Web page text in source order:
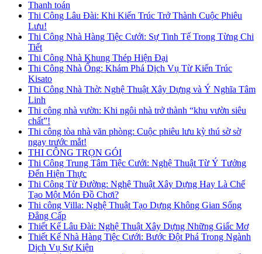
Thanh toán
Thi Công Lâu Đài: Khi Kiến Trúc Trở Thành Cuộc Phiêu
Lưu!
Thi Công Nhà Hàng Tiệc Cưới: Sự Tinh Tế Trong Từng Chi
Tiết
Thi Công Nhà Khung Thép Hiện Đại
Thi Công Nhà Ống: Khám Phá Dịch Vụ Từ Kiến Trúc
Kisato
Thi Công Nhà Thờ: Nghệ Thuật Xây Dựng và Ý Nghĩa Tâm
Linh
Thi công nhà vườn: Khi ngôi nhà trở thành “khu vườn siêu
chất”!
Thi công tòa nhà văn phòng: Cuộc phiêu lưu kỳ thú sờ sờ
ngay trước mắt!
THI CÔNG TRỌN GÓI
Thi Công Trung Tâm Tiệc Cưới: Nghệ Thuật Từ Ý Tưởng
Đến Hiện Thực
Thi Công Từ Đường: Nghệ Thuật Xây Dựng Hay Là Chế
Tạo Một Món Đồ Chơi?
Thi công Villa: Nghệ Thuật Tạo Dựng Không Gian Sống
Đẳng Cấp
Thiết Kế Lâu Đài: Nghệ Thuật Xây Dựng Những Giấc Mơ
Thiết Kế Nhà Hàng Tiệc Cưới: Bước Đột Phá Trong Ngành
Dịch Vụ Sự Kiện